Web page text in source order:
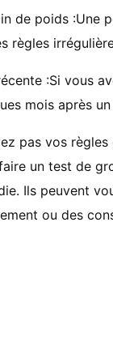
de poids :Une
règles
:Si vous
mois après
pas vos
un test de
Ils peuvent
ou des